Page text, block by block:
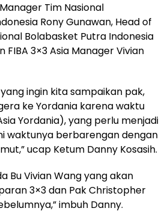
Tim Nasional
Rony Gunawan, Head of
Bolabasket Putra Indonesia
FIBA 3×3 Asia Manager Vivian
ingin kita sampaikan pak,
ke Yordania karena waktu
Yordania), yang perlu menjadi
waktunya berbarengan dengan
ucap Ketum Danny Kosasih.
Bu Vivian Wang yang akan
3×3 dan Pak Christopher
imbuh Danny.